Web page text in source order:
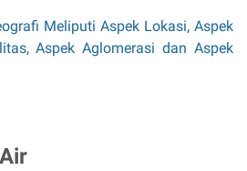
Meliputi Aspek Lokasi, Aspek
Aspek Aglomerasi dan Aspek